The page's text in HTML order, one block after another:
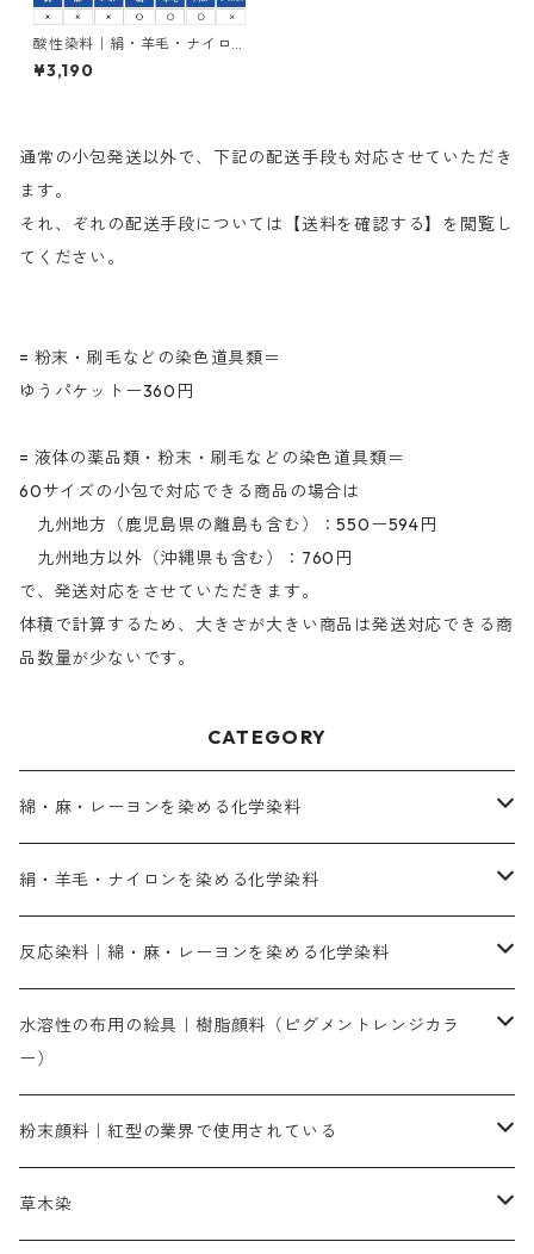
酸性染料｜絹・羊毛・ナイロ
ンを染める｜50g｜カヤノー
ルミーリングブルーBW（青
¥3,190
通常の小包発送以外で、下記の配送手段も対応させていただき
ます。
それ、ぞれの配送手段については【送料を確認する】を閲覧し
てください。
= 粉末・刷毛などの染色道具類＝
ゆうパケットー360円
= 液体の薬品類・粉末・刷毛などの染色道具類＝
60サイズの小包で対応できる商品の場合は
九州地方（鹿児島県の離島も含む）：550ー594円
九州地方以外（沖縄県も含む）：760円
で、発送対応をさせていただきます。
体積で計算するため、大きさが大きい商品は発送対応できる商
品数量が少ないです。
CATEGORY
綿・麻・レーヨンを染める化学染料
直接染料－染色手順が簡単
人気のおすすめ直接染料
染色に必要な薬品類
絹・羊毛・ナイロンを染める化学染料
お買い得品
染料一覧
人気のおすすめ染料
染色に必要な薬品類
補助薬品
反応染料｜綿・麻・レーヨンを染める化学染料
お勧めの3原色（赤・青・黄色）
お勧め｜スミフィックス～
3原色以外の色目
赤色
染色に必要な薬品
アルカリ剤
補助薬品
水溶性の布用の絵具｜樹脂顔料（ピグメントレンジカラ
ー）
ネオカラー（色）
内容量：100g
バィンダー（定着剤）
粉末顔料｜紅型の業界で使用されている
赤色系
草木染